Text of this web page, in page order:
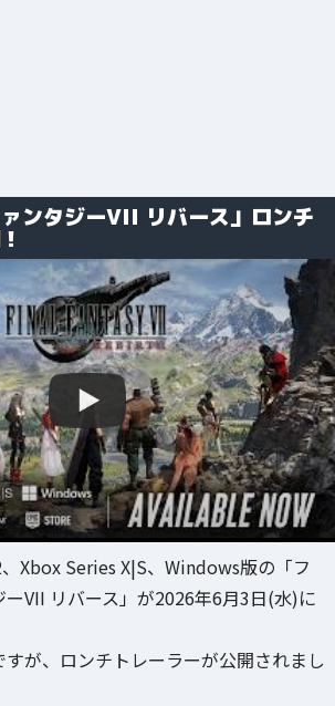
ァンタジーVII リバース」ロンチ
Xbox Series X|S、Windows版の「フ
VII リバース」が2026年6月3日(水)に
が、ロンチトレーラーが公開されまし